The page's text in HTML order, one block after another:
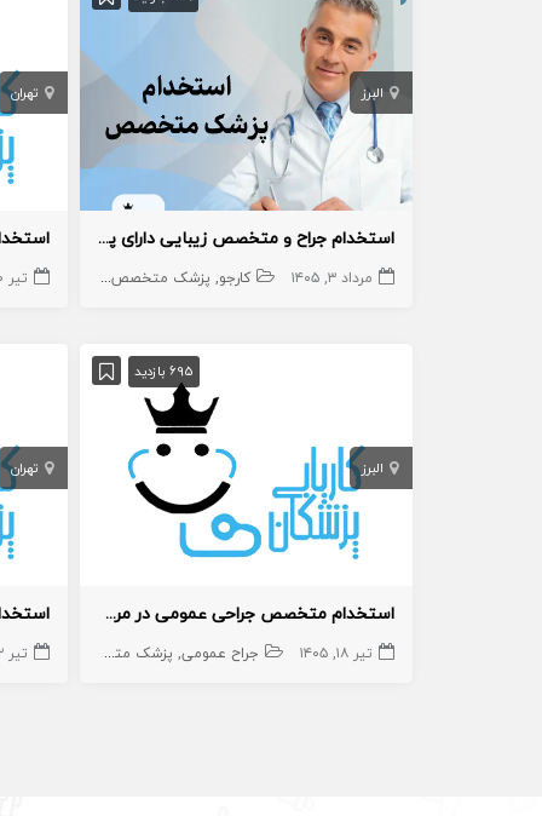
البرز
استخدام جراح و متخصص زیبایی دارای پروانه کرج
مرداد ۳, ۱۴۰۵ کارجو پزشک متخصص جراح پزشک
تهران
تیر ۲۰, ۱۴۰۵
695 بازدید
البرز
استخدام متخصص جراحی عمومی در مرکز جراحی محدود
تیر ۱۸, ۱۴۰۵ جراح عمومی پزشک متخصص جراح
تهران
تیر ۲۲, ۱۴۰۵